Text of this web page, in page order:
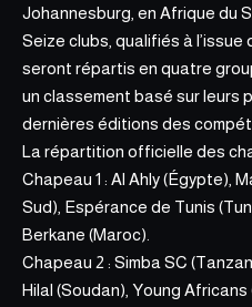
Johannesburg , en Afrique du
Seize clubs, qualifiés à l’issue
seront répartis en quatre
un classement basé sur leurs
dernières éditions des
La répartition officielle des
Chapeau 1 : Al Ahly (Égypte),
Sud), Espérance de Tunis
Berkane (Maroc).
Chapeau 2 : Simba SC
Hilal (Soudan), Young Africans